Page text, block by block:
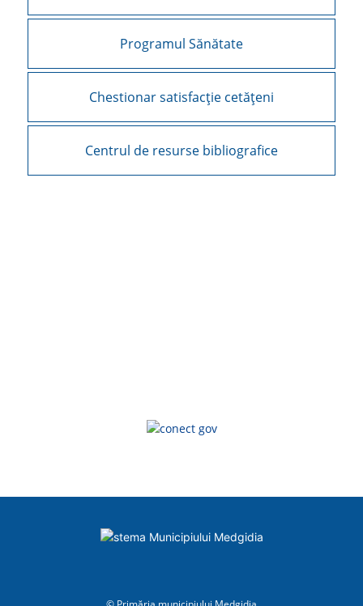
Programul Sănătate
Chestionar satisfacție cetățeni
Centrul de resurse bibliografice